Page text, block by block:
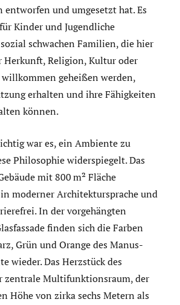
entworfen und umgesetzt hat. Es
Kinder und Jugendliche
schwachen Familien, die hier
Herkunft, Religion, Kultur oder
geheißen werden,
erhalten und ihre Fähigkeiten
können.
war es, ein Ambiente zu
Philosophie widerspiegelt. Das
mit 800 m² Fläche
moderner Architektursprache und
In der vorgehängten
finden sich die Farben
Grün und Orange des Manus-
wieder. Das Herzstück des
zentrale Multifunktionsraum, der
Höhe von zirka sechs Metern als